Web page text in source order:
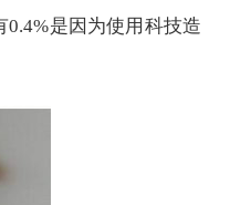
是因为使用科技造